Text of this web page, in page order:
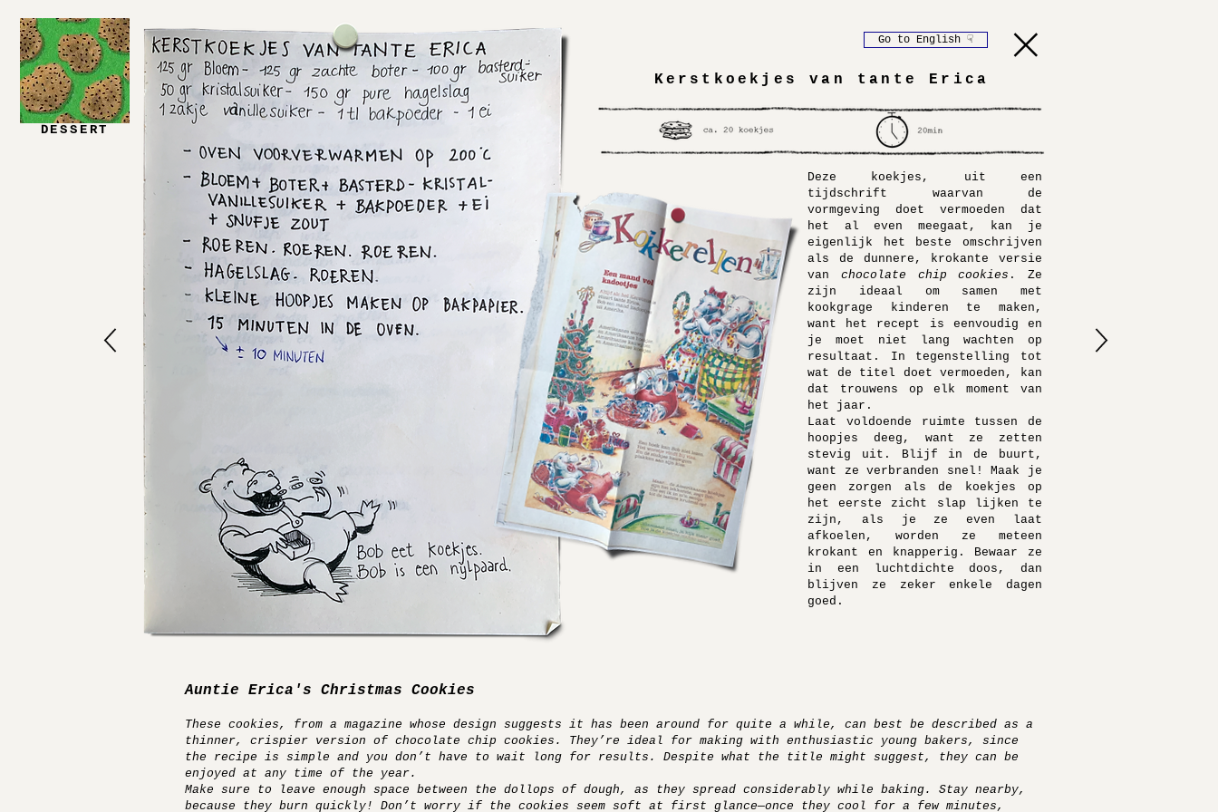
Kerstkoekjes van tante Erica
Deze koekjes, uit een
tijdschrift waarvan de
vormgeving doet vermoeden dat
het al even meegaat , kan je
eigenlijk het beste omschrijven
als de dunnere, krokante versie
van chocolate chip cookies . Ze
zijn ideaal om samen met
kookgrage kinderen te maken,
want het recept is eenvoudig en
je moet niet lang wachten op
resultaat. In tegenstelling tot
wat de titel doet vermoeden, kan
dat trouwens op elk moment van
het jaar.
Laat voldoende ruimte tussen de
hoopjes deeg, want ze zetten
stevig uit. Blijf in de buurt,
want ze verbranden snel! Maak je
geen zorgen als de koekjes op
het eerste zicht slap lijken te
zijn, als je ze even laat
afkoelen, worden ze meteen
krokant en knapperig. Bewaar ze
in een luchtdichte doos, dan
blijven ze zeker enkele dagen
goed.
DESSERT
Go to English ☟
Auntie Erica's Christmas Cookies
These cookies, from a magazine whose design suggests it has been around for quite a while, can best be described as a
thinner, crispier version of chocolate chip cookies. They’re ideal for making with enthusiastic young bakers, since
the recipe is simple and you don’t have to wait long for results. Despite what the title might suggest, they can be
enjoyed at any time of the year.
Make sure to leave enough space between the dollops of dough, as they spread considerably while baking. Stay nearby,
because they burn quickly! Don’t worry if the cookies seem soft at first glance—once they cool for a few minutes,